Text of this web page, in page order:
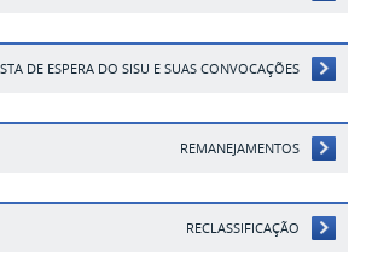
DE ESPERA DO SISU E SUAS CONVOCAÇÕES
REMANEJAMENTOS
RECLASSIFICAÇÃO